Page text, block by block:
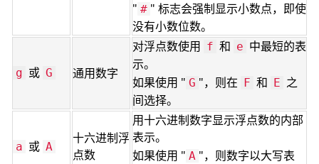
" # " 标志会强制显示小数点，即使
没有小数位数。
g 或 G 通用数字
对浮点数使用 f 和 e 中最短的表
示。
如果使用 " G "，则在 F 和 E 之
间选择。
a 或 A
十六进制浮
点数
用十六进制数字显示浮点数的内部
表示。
如果使用 " A "，则数字以大写表